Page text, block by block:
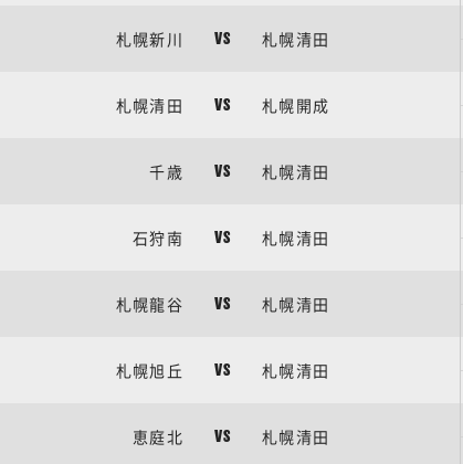
札幌新川 VS 札幌清田
札幌清田 VS 札幌開成
千歳 VS 札幌清田
石狩南 VS 札幌清田
札幌龍谷 VS 札幌清田
札幌旭丘 VS 札幌清田
恵庭北 VS 札幌清田